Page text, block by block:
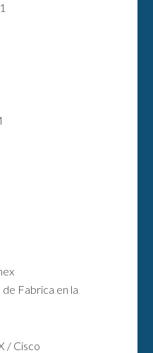
Fabrica en la
/ Cisco